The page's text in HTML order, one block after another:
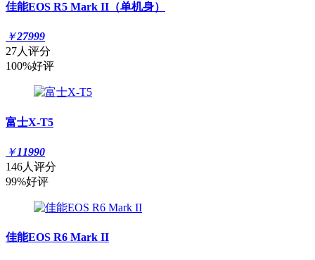
佳能EOS R5 Mark II（单机身）
￥27999
27人评分
100%好评
富士X-T5
￥11990
146人评分
99%好评
佳能EOS R6 Mark II